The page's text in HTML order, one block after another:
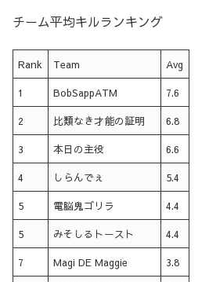
チーム平均キルランキング
Rank Team Avg
1 BobSappATM 7.6
2 比類なき才能の証明 6.8
3 本日の主役 6.6
4 しらんでぇ 5.4
5 電脳鬼ゴリラ 4.4
5 みそしるトースト 4.4
7 Magi DE Maggie 3.8